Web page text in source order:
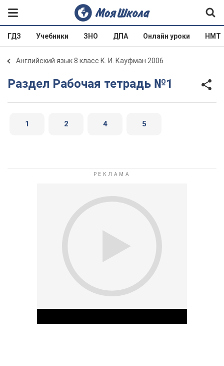
ГДЗ Учебники ЗНО ДПА Онлайн уроки НМТ
Английский язык 8 класс К. И. Кауфман 2006
Раздел Рабочая тетрадь №1
1 2 4 5